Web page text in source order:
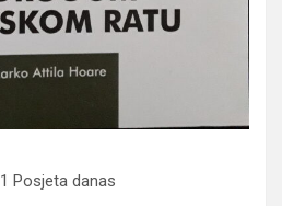
1 Posjeta danas